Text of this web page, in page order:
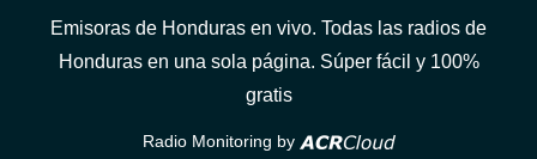
Emisoras de Honduras en vivo. Todas las radios de
Honduras en una sola página. Súper fácil y 100%
gratis
Radio Monitoring by